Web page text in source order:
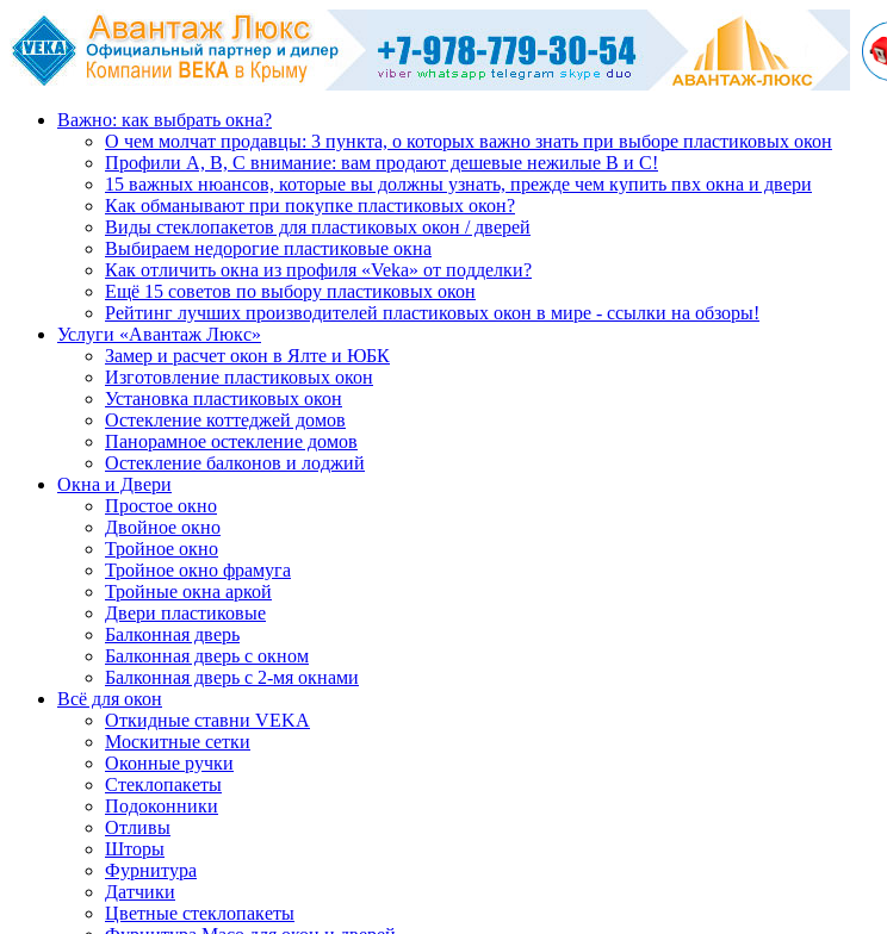
Важно: как выбрать окна?
О чем молчат продавцы: 3 пункта, о которых важно знать при выборе пластиковых окон
Профили А, В, С внимание: вам продают дешевые нежилые В и С!
15 важных нюансов, которые вы должны узнать, прежде чем купить пвх окна и двери
Как обманывают при покупке пластиковых окон?
Виды стеклопакетов для пластиковых окон / дверей
Выбираем недорогие пластиковые окна
Как отличить окна из профиля «Veka» от подделки?
Ещё 15 советов по выбору пластиковых окон
Рейтинг лучших производителей пластиковых окон в мире - ссылки на обзоры!
Услуги «Авантаж Люкс»
Замер и расчет окон в Ялте и ЮБК
Изготовление пластиковых окон
Установка пластиковых окон
Остекление коттеджей домов
Панорамное остекление домов
Остекление балконов и лоджий
Окна и Двери
Простое окно
Двойное окно
Тройное окно
Тройное окно фрамуга
Тройные окна аркой
Двери пластиковые
Балконная дверь
Балконная дверь с окном
Балконная дверь с 2-мя окнами
Всё для окон
Откидные ставни VEKA
Москитные сетки
Оконные ручки
Стеклопакеты
Подоконники
Отливы
Шторы
Фурнитура
Датчики
Цветные стеклопакеты